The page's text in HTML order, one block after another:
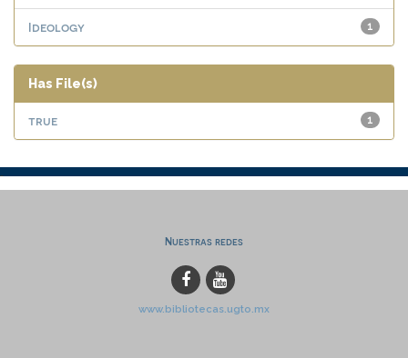
1
Ideology
Has File(s)
1
true
Nuestras redes
www.bibliotecas.ugto.mx